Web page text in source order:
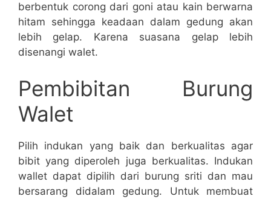
berbentuk corong dari goni atau kain berwarna
hitam sehingga keadaan dalam gedung akan
lebih gelap. Karena suasana gelap lebih
disenangi walet.
Pembibitan Burung
Walet
Pilih indukan yang baik dan berkualitas agar
bibit yang diperoleh juga berkualitas. Indukan
wallet dapat dipilih dari burung sriti dan mau
bersarang didalam gedung. Untuk membuat